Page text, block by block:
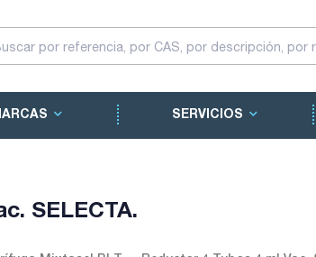
SERVICIOS
SELECTA.